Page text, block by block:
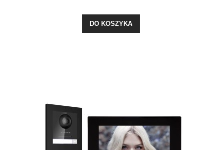
DO KOSZYKA